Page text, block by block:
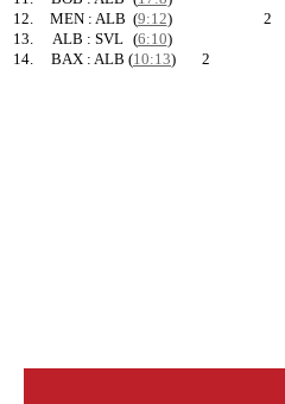
12.
MEN : ALB (9:12)
2
13.
ALB : SVL (6:10)
14.
BAX : ALB (10:13) 2